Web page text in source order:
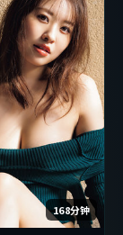
168分钟